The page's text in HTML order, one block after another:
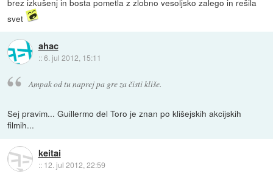
svet
ahac
::6. jul 2012, 15:11
Ampak od tu naprej pa gre za čisti kliše.
Sej pravim... Guillermo del Toro je znan po klišejskih akcijskih
filmih...
keitai
:: 12. jul 2012, 22:59